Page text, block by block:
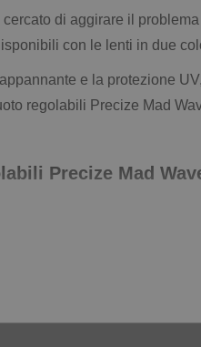
di aggirare il
con le lenti in due
e la protezione
regolabili Precize Mad
Precize Mad